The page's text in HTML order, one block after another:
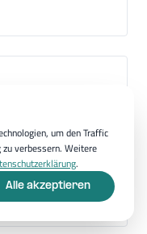
um den Traffic
verbessern. Weitere
.
Alle akzeptieren